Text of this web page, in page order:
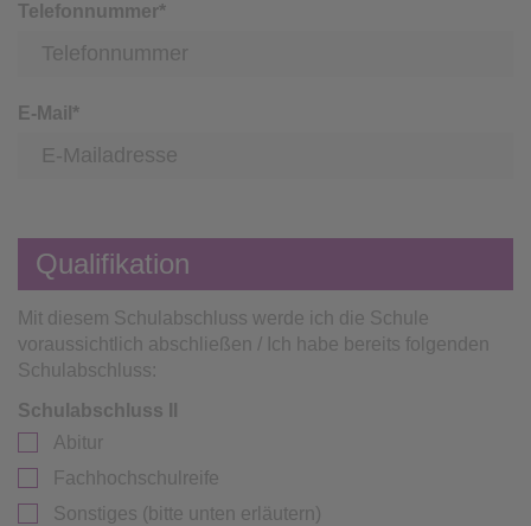
Telefonnummer*
E-Mail *
Qualifikation
Mit diesem Schulabschluss werde ich die Schule
voraussichtlich abschließen / Ich habe bereits folgenden
Schulabschluss:
Schulabschluss II
Abitur
Fachhochschulreife
Sonstiges (bitte unten erläutern)